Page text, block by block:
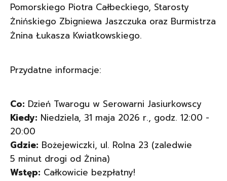
Pomorskiego Piotra Całbeckiego, Starosty
Żnińskiego Zbigniewa Jaszczuka oraz Burmistrza
Żnina Łukasza Kwiatkowskiego.
Przydatne informacje:
Co: Dzień Twarogu w Serowarni Jasiurkowscy
Kiedy: Niedziela, 31 maja 2026 r., godz. 12:00 -
20:00
Gdzie: Bożejewiczki, ul. Rolna 23 (zaledwie
5 minut drogi od Żnina)
Wstęp: Całkowicie bezpłatny!